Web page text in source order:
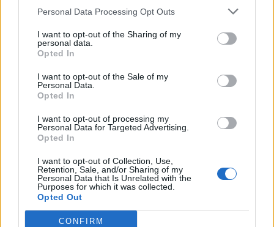
Personal Data Processing Opt Outs
I want to opt-out of the Sharing of my
personal data.
Opted In
I want to opt-out of the Sale of my
Personal Data.
Opted In
I want to opt-out of processing my
Personal Data for Targeted Advertising.
Opted In
I want to opt-out of Collection, Use,
Retention, Sale, and/or Sharing of my
Personal Data that Is Unrelated with the
Purposes for which it was collected.
Opted Out
CONFIRM
FACES Trend-Report: Die Top 13 Menswear-Trends für
Frühling/Sommer 2027
FASHION